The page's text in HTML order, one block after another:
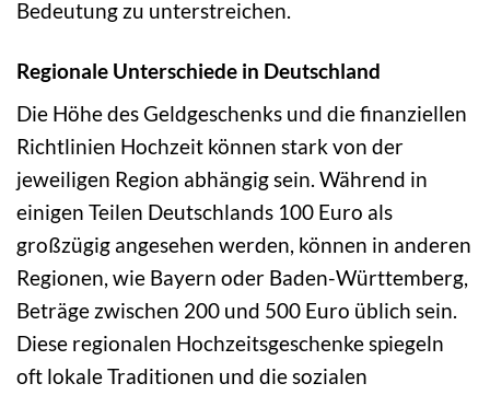
Bedeutung zu unterstreichen.
Regionale Unterschiede in Deutschland
Die Höhe des Geldgeschenks und die finanziellen
Richtlinien Hochzeit können stark von der
jeweiligen Region abhängig sein. Während in
einigen Teilen Deutschlands 100 Euro als
großzügig angesehen werden, können in anderen
Regionen, wie Bayern oder Baden-Württemberg,
Beträge zwischen 200 und 500 Euro üblich sein.
Diese regionalen Hochzeitsgeschenke spiegeln
oft lokale Traditionen und die sozialen